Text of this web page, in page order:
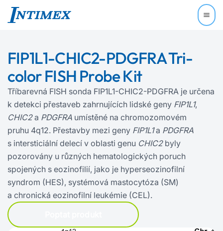
FIP1L1-CHIC2-PDGFRA Tri-
color FISH Probe Kit
Tříbarevná FISH sonda FIP1L1-CHIC2-PDGFRA je určena
k detekci přestaveb zahrnujících lidské geny FIP1L1,
CHIC2a PDGFRA umístěné na chromozomovém
pruhu 4q12. Přestavby mezi geny FIP1L1a PDGFRA
s intersticiální delecí v oblasti genu CHIC2byly
pozorovány u různých hematologických poruch
spojených s eozinofilií, jako je hyperseozinofilní
syndrom (HES), systémová mastocytóza (SM)
a chronická eozinofilní leukémie (CEL).